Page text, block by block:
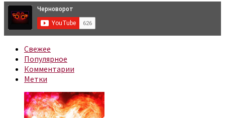
Свежее
Популярное
Комментарии
Метки